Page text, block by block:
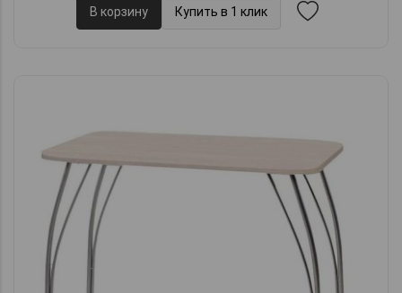
В корзину Купить в 1 клик